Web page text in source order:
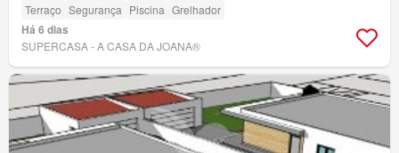
Terraço Segurança Piscina Grelhador
Há 6 dias
SUPERCASA - A CASA DA JOANA®